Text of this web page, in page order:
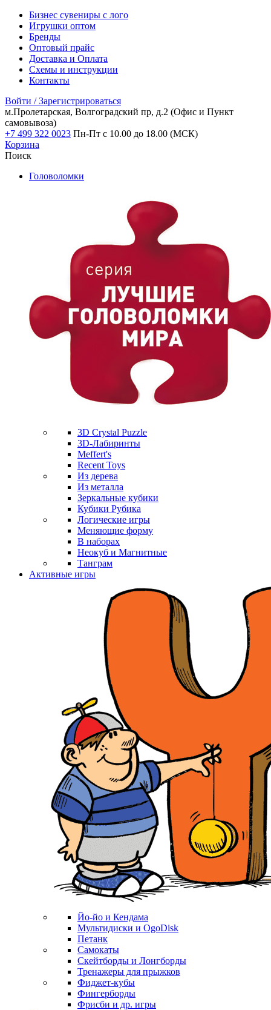
Бизнес сувениры с лого
Игрушки оптом
Бренды
Оптовый прайс
Доставка и Оплата
Схемы и инструкции
Контакты
Войти / Зарегистрироваться
м.Пролетарская, Волгоградский пр, д.2 (Офис и Пункт
самовывоза)
+7 499 322 0023 Пн-Пт с 10.00 до 18.00 (МСК)
Корзина
Поиск
Головоломки
3D Crystal Puzzle
3D-Лабиринты
Meffert's
Recent Toys
Из дерева
Из металла
Зеркальные кубики
Кубики Рубика
Логические игры
Меняющие форму
В наборах
Неокуб и Магнитные
Танграм
Активные игры
Йо-йо и Кендама
Мультидиски и OgoDisk
Петанк
Самокаты
Скейтборды и Лонгборды
Тренажеры для прыжков
Фиджет-кубы
Фингерборды
Фрисби и др. игры